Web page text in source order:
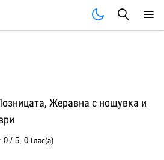
Жеравна с нощувка и
0 /5,0 Глас(а)